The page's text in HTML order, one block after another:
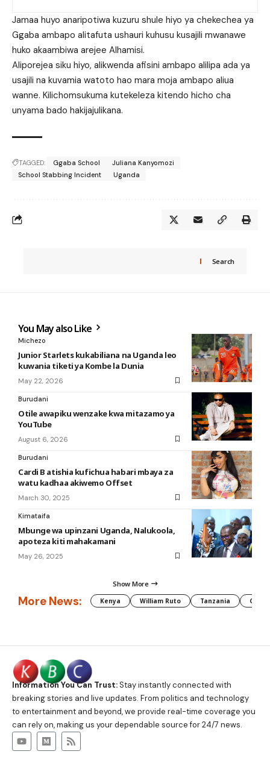
Jamaa huyo anaripotiwa kuzuru shule hiyo ya chekechea ya
Ggaba ambapo alitafuta ushauri kuhusu kusajili mwanawe
huko akaambiwa arejee Alhamisi.
Aliporejea siku hiyo, alikwenda afisini ambapo alilipa ada ya
usajili na kuvamia watoto hao mara moja ambapo aliua
wanne. Kilichomsukuma kutekeleza kitendo hicho cha
unyama bado hakijajulikana.
TAGGED: Ggaba School
Juliana Kanyomozi
School Stabbing Incident
Uganda
Search
You May also Like
Michezo
Junior Starlets kukabiliana na Uganda leo
kuwania tiketi ya Kombe la Dunia
May 22, 2026
Burudani
Otile awapiku wenzake kwa mitazamo ya
YouTube
August 6, 2026
Burudani
Cardi B atishia kufichua habari mbaya za
watu kadhaa akiwemo Offset
March 30, 2025
Kimataifa
Mbunge wa upinzani Uganda, Nalukoola,
apoteza kiti mahakamani
May 26, 2025
Show More
More News: Kenya William Ruto Tanzania CAF
Information You Can Trust:Stay instantly connected with
breaking stories and live updates. From politics and technology
to entertainment and beyond, we provide real-time coverage you
can rely on, making us your dependable source for 24/7 news.